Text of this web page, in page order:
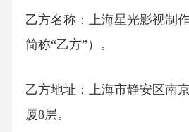
乙方名称：上海星光影视制
简称“乙方”）。
乙方地址：上海市静安区南
厦8层。